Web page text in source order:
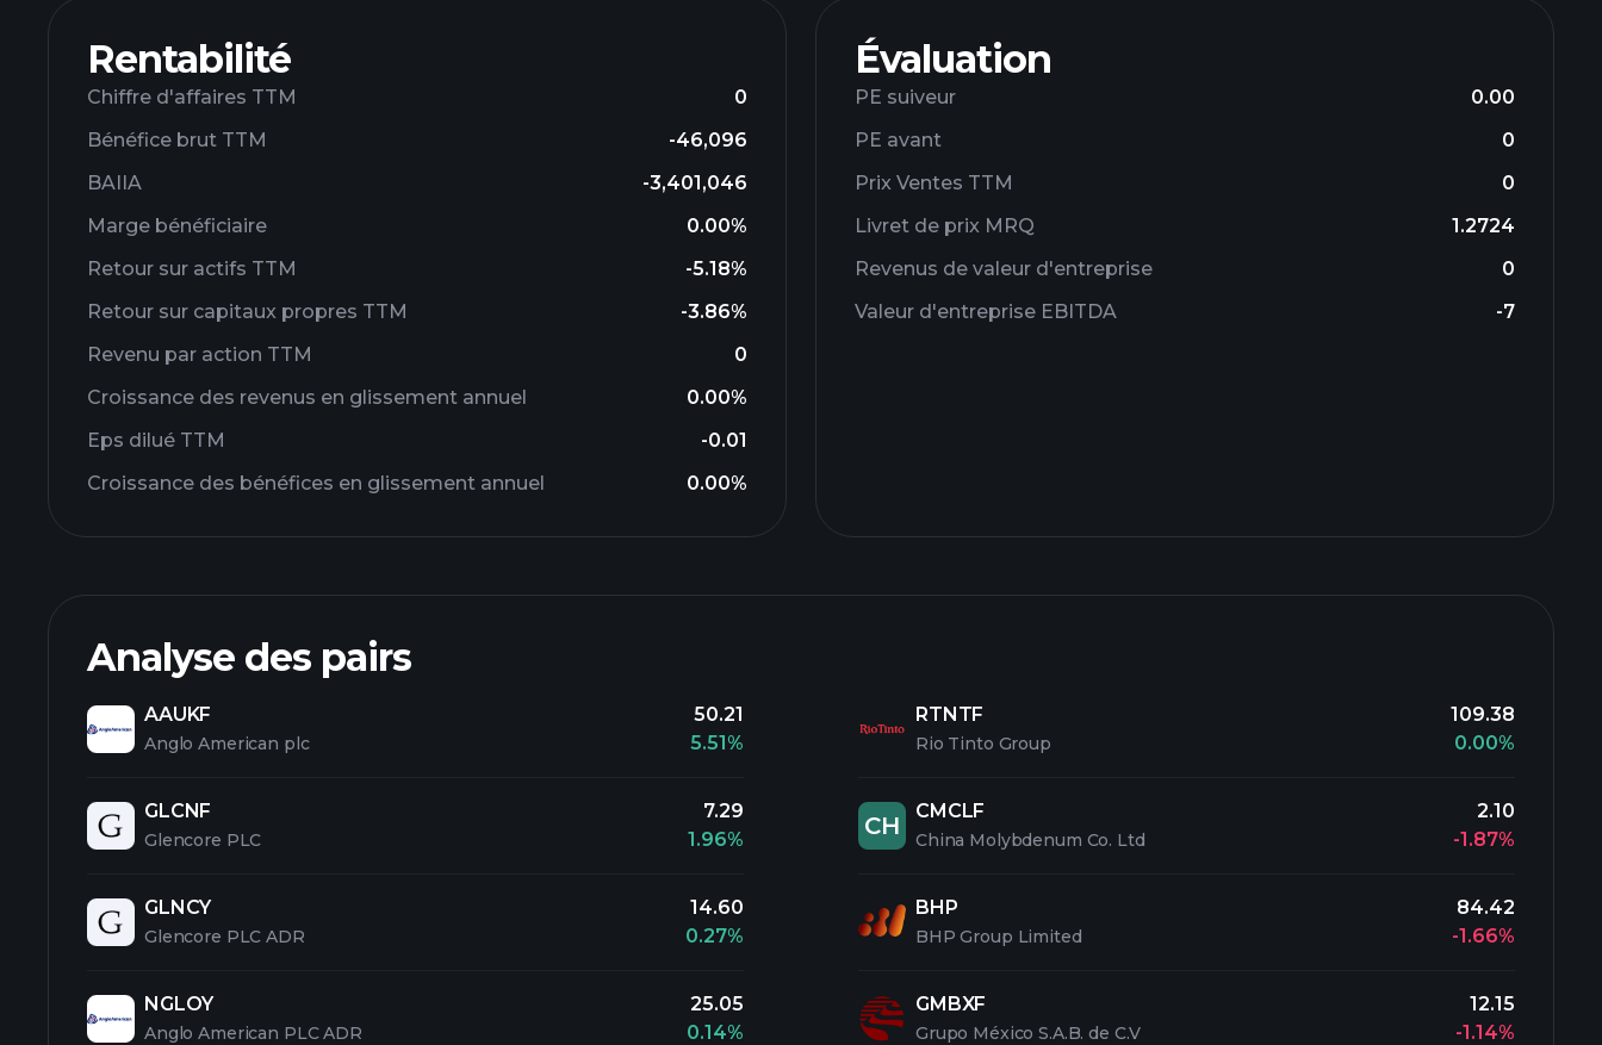
Rentabilité
Chiffre d'affaires TTM
0
Bénéfice brut TTM
-46,096
BAIIA
-3,401,046
Marge bénéficiaire
0.00%
Retour sur actifs TTM
-5.18%
Retour sur capitaux propres TTM
-3.86%
Revenu par action TTM
0
Croissance des revenus en glissement annuel
0.00%
Eps dilué TTM
-0.01
Croissance des bénéfices en glissement annuel
0.00%
Évaluation
PE suiveur
0.00
PE avant
0
Prix ​​Ventes TTM
0
Livret de prix MRQ
1.2724
Revenus de valeur d'entreprise
0
Valeur d'entreprise EBITDA
-7
Analyse des pairs
AAUKF
Anglo American plc
50.21
5.51%
GLCNF
Glencore PLC
7.29
1.96%
GLNCY
Glencore PLC ADR
14.60
0.27%
NGLOY
Anglo American PLC ADR
25.05
0.14%
RTNTF
Rio Tinto Group
109.38
0.00%
CH
CMCLF
China Molybdenum Co. Ltd
2.10
-1.87%
BHP
BHP Group Limited
84.42
-1.66%
GMBXF
Grupo México S.A.B. de C.V
12.15
-1.14%